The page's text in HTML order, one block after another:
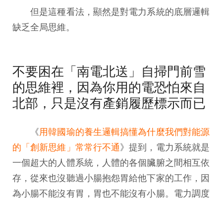
但是這種看法，顯然是對電力系統的底層邏輯
缺乏全局思維。
不要困在「南電北送」自掃門前雪
的思維裡，因為你用的電恐怕來自
北部，只是沒有產銷履歷標示而已
《用韓國瑜的養生邏輯搞懂為什麼我們對能源
的「創新思維」常常行不通》提到，電力系統就是
一個超大的人體系統，人體的各個臟腑之間相互依
存，從來也沒聽過小腸抱怨胃給他下家的工作，因
為小腸不能沒有胃，胃也不能沒有小腸。電力調度